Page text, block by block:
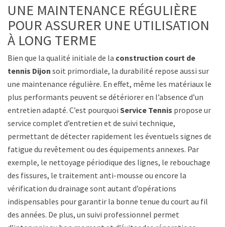
UNE MAINTENANCE RÉGULIÈRE
POUR ASSURER UNE UTILISATION
À LONG TERME
Bien que la qualité initiale de la construction court de
tennis Dijon soit primordiale, la durabilité repose aussi sur
une maintenance régulière. En effet, même les matériaux les
plus performants peuvent se détériorer en l’absence d’un
entretien adapté. C’est pourquoi Service Tennis propose un
service complet d’entretien et de suivi technique,
permettant de détecter rapidement les éventuels signes de
fatigue du revêtement ou des équipements annexes. Par
exemple, le nettoyage périodique des lignes, le rebouchage
des fissures, le traitement anti-mousse ou encore la
vérification du drainage sont autant d’opérations
indispensables pour garantir la bonne tenue du court au fil
des années. De plus, un suivi professionnel permet